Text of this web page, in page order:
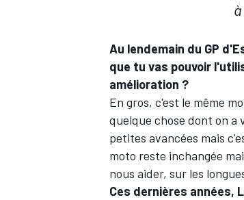
AUTRES CHAMPIONNATS
Au lendemain du GP
que tu vas pouvoir
amélioration ?
En gros, c'est le même
quelque chose dont on
petites avancées mais
moto reste inchangée
nous aider, sur les
Ces dernières années,